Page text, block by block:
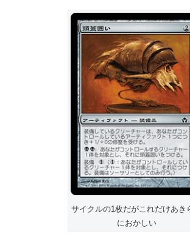
サイクルの1枚だがこれだけあき
におかしい